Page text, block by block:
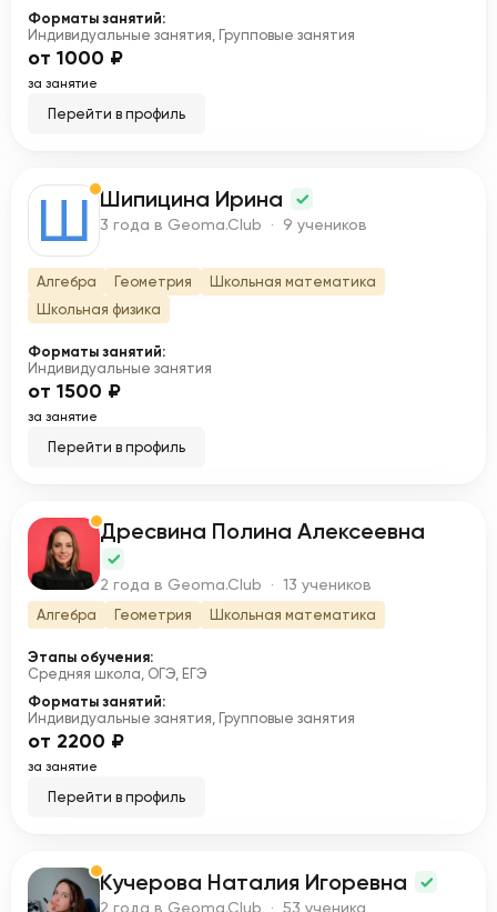
Форматы занятий:
Индивидуальные занятия, Групповые занятия
от 1000 ₽
за занятие
Перейти в профиль
Ш Шипицина Ирина
3 года в Geoma.Club · 9 учеников
Алгебра Геометрия
Школьная математика
Школьная физика
Форматы занятий:
Индивидуальные занятия
от 1500 ₽
за занятие
Перейти в профиль
Д Дресвина Полина Алексеевна
2 года в Geoma.Club · 13 учеников
Алгебра Геометрия Школьная математика
Этапы обучения:
Средняя школа, ОГЭ, ЕГЭ
Форматы занятий:
Индивидуальные занятия, Групповые занятия
от 2200 ₽
за занятие
Перейти в профиль
Кучерова Наталия Игоревна
2 года в Geoma.Club · 53 ученика